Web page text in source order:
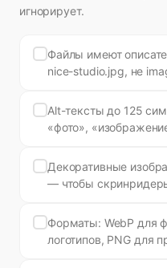
игнорирует.
Файлы имеют
nice-studio.jpg, не
Alt-тексты до 125
«фото»,
Декоративные
— чтобы
Форматы: WebP для
логотипов, PNG для